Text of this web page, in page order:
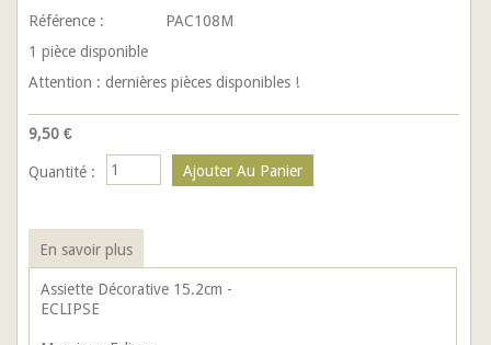
Référence :
PAC108M
1 pièce disponible
Attention : dernières pièces disponibles !
9,50 €
Quantité :
En savoir plus
Assiette Décorative 15.2cm -
ECLIPSE